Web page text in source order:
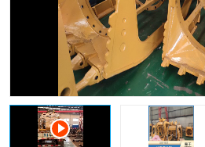
枕木机
清扫器